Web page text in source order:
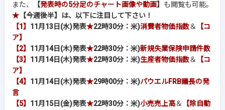
また、
【発表時の5分足のチャート画像や動画】 も閲覧も可能。
★ 【今週後半】は、以下に注目して下さい！
【1】 11月13日(水)発表★22時30分：米)消費者物価指数＆
【コ
ア】
【2】 11月14日(木)発表★22時30分：米)新規失業保険申請件数
【3】 11月14日(木)発表★22時30分：米)生産者物価指数＆
【コ
ア】
【4】 11月14日(木)発表★29時00分：米)パウエルFRB議長の発
言
【5】 11月15日(金)発表★22時30分：米)小売売上高＆
【除自動